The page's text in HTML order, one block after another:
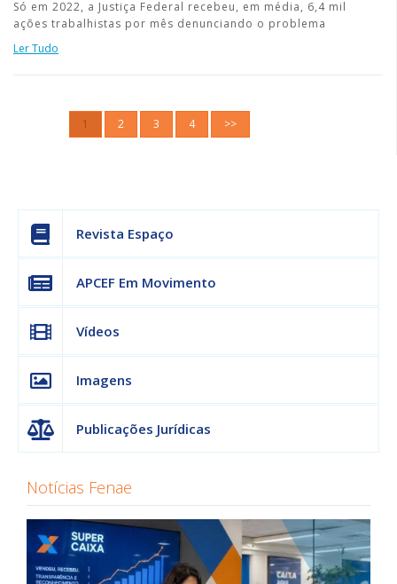
Só em 2022, a Justiça Federal recebeu, em média, 6,4 mil
ações trabalhistas por mês denunciando o problema
Ler Tudo
1 2 3 4 >>
Revista Espaço
APCEF Em Movimento
Vídeos
Imagens
Publicações Jurídicas
Notícias Fenae